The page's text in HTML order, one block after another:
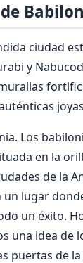
ciudad
y
Los
en la
de la
un lugar
un éxito.
una idea de
puertas de